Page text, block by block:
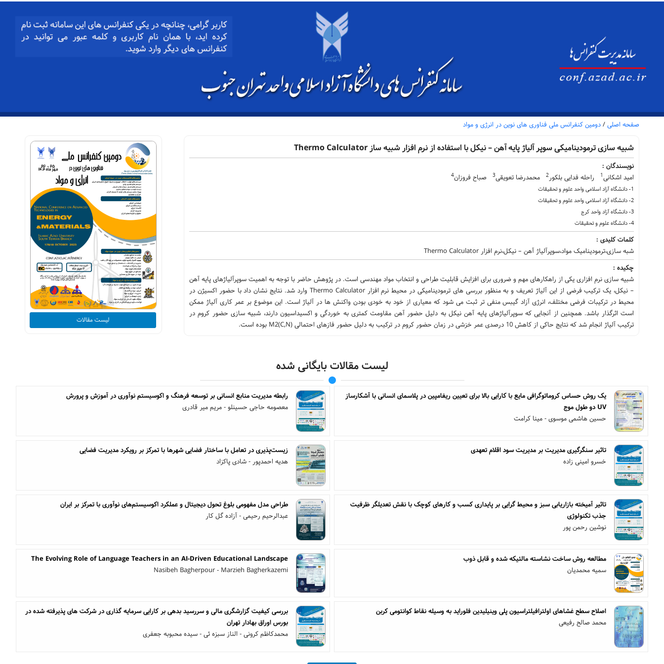
صفحه اصلی / دومین کنفرانس ملی فناوری های نوین در انرژی و مواد
شبیه سازی ترمودینامیکی سوپر آلیاژ پایه آهن – نیکل با استفاده از نرم افزار شبیه ساز Thermo Calculator
نویسندگان :
امید اشکانی1 راحله فدایی بلکور2 محمدرضا تعویقی3 صباح فروزان4
1- دانشگاه آزاد اسلامی واحد علوم و تحقیقات
2- دانشگاه آزاد اسلامی واحد علوم و تحقیقات
3- دانشگاه آزاد واحد کرج
4- دانشگاه علوم و تحقیقات
کلمات کلیدی :
شبه سازی،ترمودینامیک مواد،سوپرآلیاژ آهن – نیکل،نرم افزار Thermo Calculator
چکیده :
شبیه سازی نرم افزاری یکی از راهکارهای مهم و ضروری برای افزایش قابلیت طراحی و انتخاب مواد مهندسی است. در پژوهش حاضر با توجه به اهمیت سوپرآلیاژهای پایه آهن
– نیکل، یک ترکیب فرضی از این آلیاژ تعریف و به منظور بررسی های ترمودینامیکی در محیط نرم افزار Thermo Calculator وارد شد. نتایج نشان داد با حضور اکسیژن در
محیط در ترکیبات فرضی مختلف، انرژی آزاد گیبس منفی تر ثبت می شود که معیاری از خود به خودی بودن واکنش ها در آلیاژ است. این موضوع بر عمر کاری آلیاژ ممکن
است اثرگذار باشد. همچنین از آنجایی که سوپرآلیاژهای پایه آهن نیکل به دلیل حضور آهن مقاومت کمتری به خوردگی و اکسیداسیون دارند، شبیه سازی حضور کروم در
ترکیب آلیاژ انجام شد که نتایج حاکی از کاهش 10 درصدی عمر خزشی در زمان حضور کروم در ترکیب به دلیل حضور فازهای احتمالی M2(C,N) بوده است.
لیست مقالات
لیست مقالات بایگانی شده
یک روش حساس کروماتوگرافی مایع با کارایی بالا برای تعیین ریفامپین در پلاسمای انسانی با آشکارساز
UV دو طول موج
حسین هاشمی موسوی - مینا کرامت
رابطه مدیریت منابع انسانی بر توسعه فرهنگ و اکوسیستم نوآوری در آموزش و پرورش
معصومه حاجی حسینلو - مریم میر قادری
تاثیر سنگرگیری مدیریت بر مدیریت سود اقلام تعهدی
خسرو امینی زاده
زیست‌‌پذیری در تعامل با ساختار فضایی شهرها با تمرکز بر رویکرد مدیریت فضایی
هدیه احمدپور - شادی پاکزاد
تاثیر آمیخته بازاریابی سبز و محیط گرایی بر پایداری کسب و کارهای کوچک با نقش تعدیلگر ظرفیت
جذب تکنولوژی
نوشین رحمن پور
طراحی مدل مفهومی بلوغ تحول دیجیتال و عملکرد اکوسیستم‌های نوآوری با تمرکز بر ایران
عبدالرحیم رحیمی - آزاده گل کار
مطالعه روش ساخت نشاسته مالئیکه شده و قابل ذوب
سمیه محمدیان
The Evolving Role of Language Teachers in an AI-Driven Educational Landscape
Nasibeh Bagherpour - Marzieh Bagherkazemi
اصلاح سطح غشاهای اولترافیلتراسیون پلی وینیلیدین فلوراید به وسیله نقاط کوانتومی کربن
محمد صالح رفیعی
بررسی کیفیت گزارشگری مالی و سررسید بدهی بر کارایی سرمایه گذاری در شرکت های پذیرفته شده در
بورس اوراق بهادار تهران
محمدکاظم کرونی - الناز سبزه ئی - سیده محبوبه جعفری